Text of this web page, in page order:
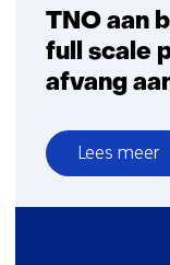
TNO aan
full scale
afvang
Lees meer
over
TNO